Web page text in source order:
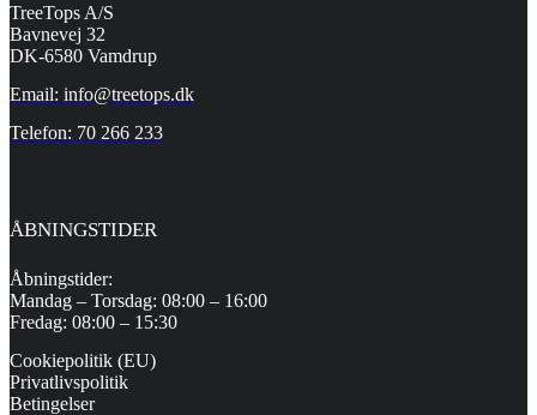
TreeTops A/S
Bavnevej 32
DK-6580 Vamdrup
Email: info@treetops.dk
Telefon: 70 266 233
ÅBNINGSTIDER
Åbningstider:
Mandag – Torsdag: 08:00 – 16:00
Fredag: 08:00 – 15:30
Cookiepolitik (EU)
Privatlivspolitik
Betingelser